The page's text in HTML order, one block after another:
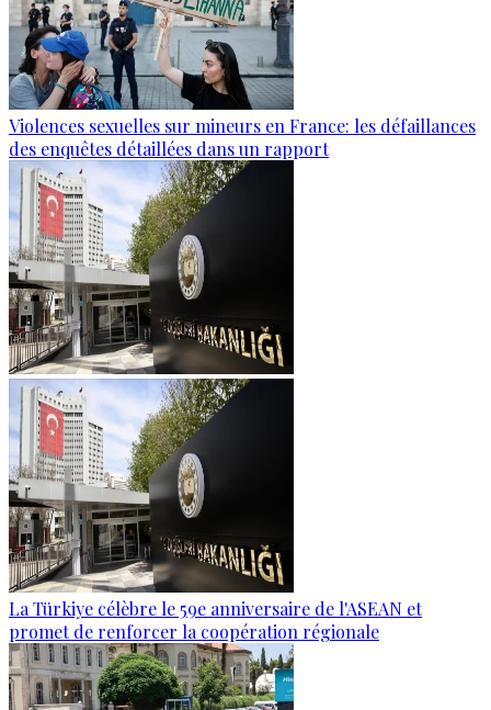
Violences sexuelles sur mineurs en France: les défaillances
des enquêtes détaillées dans un rapport
La Türkiye célèbre le 59e anniversaire de l'ASEAN et
promet de renforcer la coopération régionale